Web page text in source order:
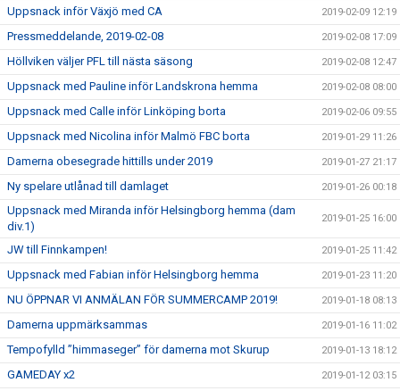
Uppsnack inför Växjö med CA 2019-02-09 12:19
Pressmeddelande, 2019-02-08 2019-02-08 17:09
Höllviken väljer PFL till nästa säsong 2019-02-08 12:47
Uppsnack med Pauline inför Landskrona hemma 2019-02-08 08:00
Uppsnack med Calle inför Linköping borta 2019-02-06 09:55
Uppsnack med Nicolina inför Malmö FBC borta 2019-01-29 11:26
Damerna obesegrade hittills under 2019 2019-01-27 21:17
Ny spelare utlånad till damlaget 2019-01-26 00:18
Uppsnack med Miranda inför Helsingborg hemma (dam
div.1)
2019-01-25 16:00
JW till Finnkampen! 2019-01-25 11:42
Uppsnack med Fabian inför Helsingborg hemma 2019-01-23 11:20
NU ÖPPNAR VI ANMÄLAN FÖR SUMMERCAMP 2019! 2019-01-18 08:13
Damerna uppmärksammas 2019-01-16 11:02
Tempofylld ”himmaseger” för damerna mot Skurup 2019-01-13 18:12
GAMEDAY x2 2019-01-12 03:15